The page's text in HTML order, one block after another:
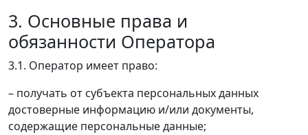
3. Основные права и
обязанности Оператора
3.1. Оператор имеет право:
– получать от субъекта персональных данных
достоверные информацию и/или документы,
содержащие персональные данные;